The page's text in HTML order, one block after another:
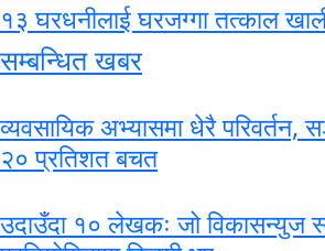
१३ घरधनीलाई घरजग्गा तत्काल
सम्बन्धित खबर
व्यवसायिक अभ्यासमा धेरै परिवर्तन,
२० प्रतिशत बचत
उदाउँदा १० लेखकः जो विकासन्युज